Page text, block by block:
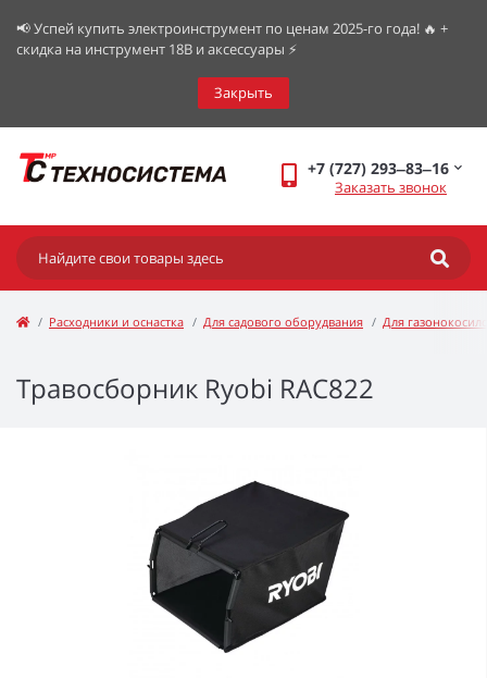
📢 Успей купить электроинструмент по ценам 2025-го года! 🔥 +
скидка на инструмент 18В и аксессуары ⚡️
Закрыть
+7 (727) 293‒83‒16
Заказать звонок
Расходники и оснастка Для садового оборудвания Для
Травосборник Ryobi RAC822